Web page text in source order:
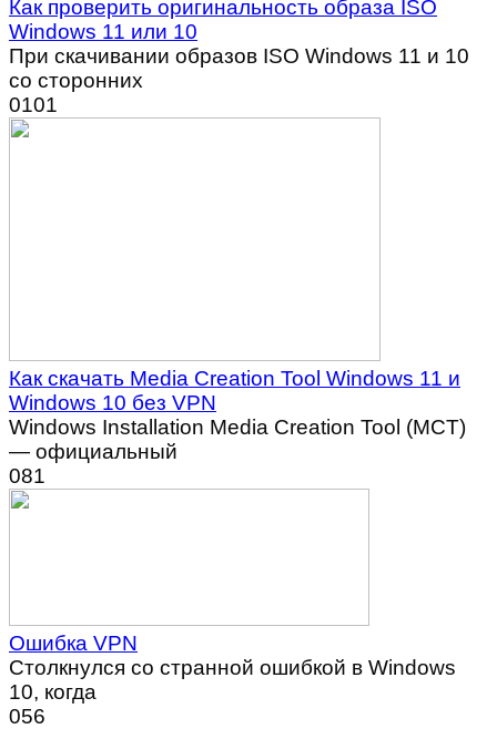
Как проверить оригинальность образа ISO
Windows 11 или 10
При скачивании образов ISO Windows 11 и 10
со сторонних
0101
Как скачать Media Creation Tool Windows 11 и
Windows 10 без VPN
Windows Installation Media Creation Tool (MCT)
— официальный
081
Ошибка VPN
Столкнулся со странной ошибкой в Windows
10, когда
056